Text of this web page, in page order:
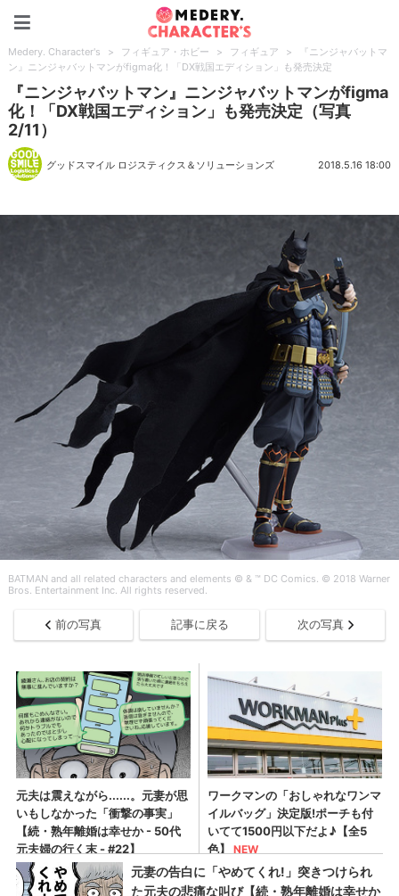
Medery. Character's > フィギュア・ホビー > フィギュア >
『ニンジャバットマ
ン』ニンジャバットマンがfigma化！「DX戦国エディション」も発売決定
『ニンジャバットマン』ニンジャバットマンがfigma
化！「DX戦国エディション」も発売決定（写真
2/11）
グッドスマイル ロジスティクス＆ソリューションズ 2018.5.16 18:00
BATMAN and all related characters and elements © & ™ DC Comics. © 2018 Warner
Bros. Entertainment Inc. All rights reserved.
前の写真 記事に戻る 次の写真